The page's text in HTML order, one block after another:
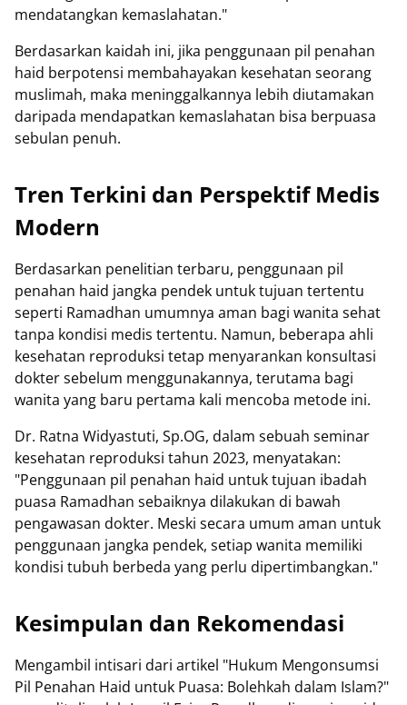
mendatangkan kemaslahatan."
Berdasarkan kaidah ini, jika penggunaan pil penahan
haid berpotensi membahayakan kesehatan seorang
muslimah, maka meninggalkannya lebih diutamakan
daripada mendapatkan kemaslahatan bisa berpuasa
sebulan penuh.
Tren Terkini dan Perspektif Medis
Modern
Berdasarkan penelitian terbaru, penggunaan pil
penahan haid jangka pendek untuk tujuan tertentu
seperti Ramadhan umumnya aman bagi wanita sehat
tanpa kondisi medis tertentu. Namun, beberapa ahli
kesehatan reproduksi tetap menyarankan konsultasi
dokter sebelum menggunakannya, terutama bagi
wanita yang baru pertama kali mencoba metode ini.
Dr. Ratna Widyastuti, Sp.OG, dalam sebuah seminar
kesehatan reproduksi tahun 2023, menyatakan:
"Penggunaan pil penahan haid untuk tujuan ibadah
puasa Ramadhan sebaiknya dilakukan di bawah
pengawasan dokter. Meski secara umum aman untuk
penggunaan jangka pendek, setiap wanita memiliki
kondisi tubuh berbeda yang perlu dipertimbangkan."
Kesimpulan dan Rekomendasi
Mengambil intisari dari artikel "Hukum Mengonsumsi
Pil Penahan Haid untuk Puasa: Bolehkah dalam Islam?"